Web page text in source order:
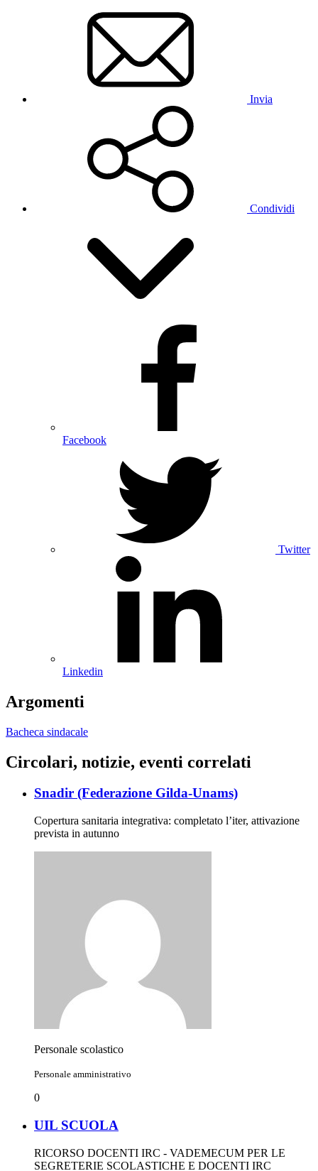
Invia
Condividi
Facebook
Twitter
Linkedin
Argomenti
Bacheca sindacale
Circolari, notizie, eventi correlati
Snadir (Federazione Gilda-Unams)
Copertura sanitaria integrativa: completato l’iter, attivazione
prevista in autunno
Personale scolastico
Personale amministrativo
0
UIL SCUOLA
RICORSO DOCENTI IRC - VADEMECUM PER LE
SEGRETERIE SCOLASTICHE E DOCENTI IRC